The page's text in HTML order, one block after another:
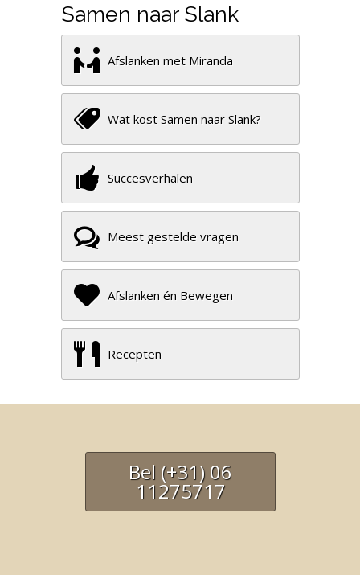
Samen naar Slank
Afslanken met Miranda
Wat kost Samen naar Slank?
Succesverhalen
Meest gestelde vragen
Afslanken én Bewegen
Recepten
Bel (+31) 06
11275717